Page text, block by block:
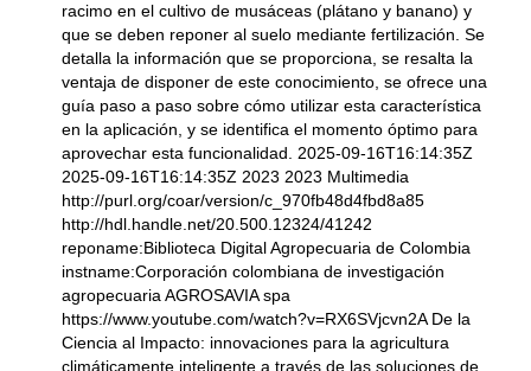
racimo en el cultivo de musáceas (plátano y banano) y
que se deben reponer al suelo mediante fertilización. Se
detalla la información que se proporciona, se resalta la
ventaja de disponer de este conocimiento, se ofrece una
guía paso a paso sobre cómo utilizar esta característica
en la aplicación, y se identifica el momento óptimo para
aprovechar esta funcionalidad. 2025-09-16T16:14:35Z
2025-09-16T16:14:35Z 2023 2023 Multimedia
http://purl.org/coar/version/c_970fb48d4fbd8a85
http://hdl.handle.net/20.500.12324/41242
reponame:Biblioteca Digital Agropecuaria de Colombia
instname:Corporación colombiana de investigación
agropecuaria AGROSAVIA spa
https://www.youtube.com/watch?v=RX6SVjcvn2A De la
Ciencia al Impacto: innovaciones para la agricultura
climáticamente inteligente a través de las soluciones de